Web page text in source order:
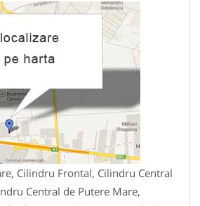
Cilindru Frontal, Cilindru Central
Central de Putere Mare,